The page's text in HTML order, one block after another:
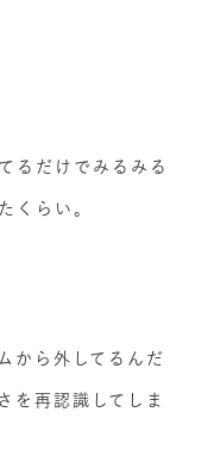
るだけでみるみる
くらい。
から外してるんだ
を再認識してしま